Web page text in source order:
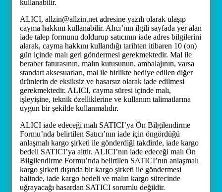
kullanabilir.
ALICI, allzin@allzin.net adresine yazılı olarak ulaşıp
cayma hakkını kullanabilir. Alıcı’nın ilgili sayfada yer alan
iade talep formunu doldurup satıcının iade adres bilgilerini
alarak, cayma hakkını kullandığı tarihten itibaren 10 (on)
gün içinde malı geri göndermesi gerekmektedir. Mal ile
beraber faturasının, malın kutusunun, ambalajının, varsa
standart aksesuarları, mal ile birlikte hediye edilen diğer
ürünlerin de eksiksiz ve hasarsız olarak iade edilmesi
gerekmektedir. ALICI, cayma süresi içinde malı,
işleyişine, teknik özelliklerine ve kullanım talimatlarına
uygun bir şekilde kullanmalıdır.
ALICI iade edeceği malı SATICI’ya Ön Bilgilendirme
Formu’nda belirtilen Satıcı’nın iade için öngördüğü
anlaşmalı kargo şirketi ile gönderdiği takdirde, iade kargo
bedeli SATICI’ya aittir. ALICI’nın iade edeceği malı Ön
Bilgilendirme Formu’nda belirtilen SATICI’nın anlaşmalı
kargo şirketi dışında bir kargo şirketi ile göndermesi
halinde, iade kargo bedeli ve malın kargo sürecinde
uğrayacağı hasardan SATICI sorumlu değildir.